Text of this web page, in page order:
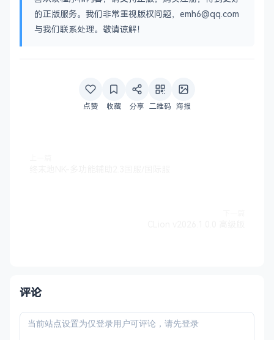
的正版服务。我们非常重视版权问题，emh6@qq.com
与我们联系处理。敬请谅解！
点赞 收藏 分享 二维码 海报
评论